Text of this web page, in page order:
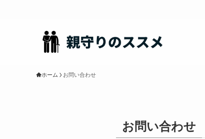
ホーム お問い合わせ
お問い合わせ